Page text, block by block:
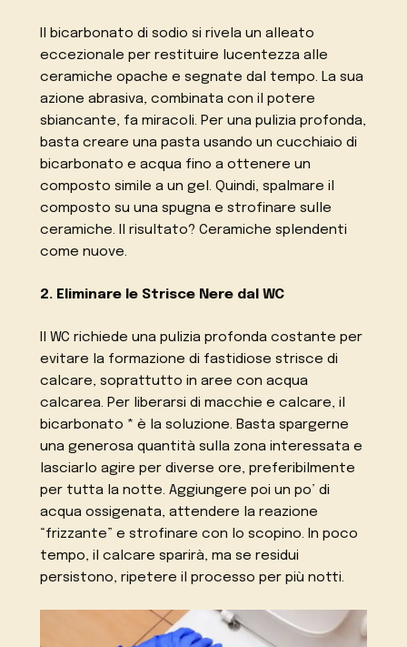
Il bicarbonato di sodio si rivela un alleato
eccezionale per restituire lucentezza alle
ceramiche opache e segnate dal tempo. La sua
azione abrasiva, combinata con il potere
sbiancante, fa miracoli. Per una pulizia profonda,
basta creare una pasta usando un cucchiaio di
bicarbonato e acqua fino a ottenere un
composto simile a un gel. Quindi, spalmare il
composto su una spugna e strofinare sulle
ceramiche. Il risultato? Ceramiche splendenti
come nuove.
2. Eliminare le Strisce Nere dal WC
Il WC richiede una pulizia profonda costante per
evitare la formazione di fastidiose strisce di
calcare, soprattutto in aree con acqua
calcarea. Per liberarsi di macchie e calcare, il
bicarbonato * è la soluzione. Basta spargerne
una generosa quantità sulla zona interessata e
lasciarlo agire per diverse ore, preferibilmente
per tutta la notte. Aggiungere poi un po’ di
acqua ossigenata, attendere la reazione
“frizzante” e strofinare con lo scopino. In poco
tempo, il calcare sparirà, ma se residui
persistono, ripetere il processo per più notti.